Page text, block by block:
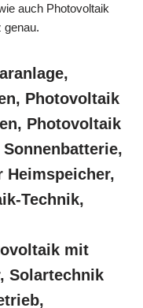
auch Photovoltaik
genau.
Photovoltaik
Photovoltaik
Heimspeicher,
Technik,
mit
Solartechnik